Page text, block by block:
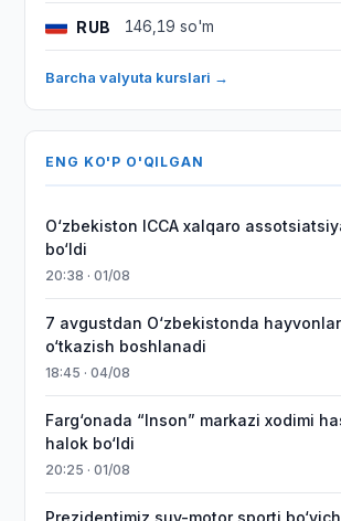
RUB 146,19 so'm
Barcha valyuta kurslari →
ENG KO'P O'QILGAN
O‘zbekiston ICCA xalqaro
bo‘ldi
20:38 · 01/08
7 avgustdan O‘zbekistonda
o‘tkazish boshlanadi
18:45 · 04/08
Farg‘onada “Inson” markazi xodimi
halok bo‘ldi
20:25 · 01/08
Prezidentimiz suv-motor sporti